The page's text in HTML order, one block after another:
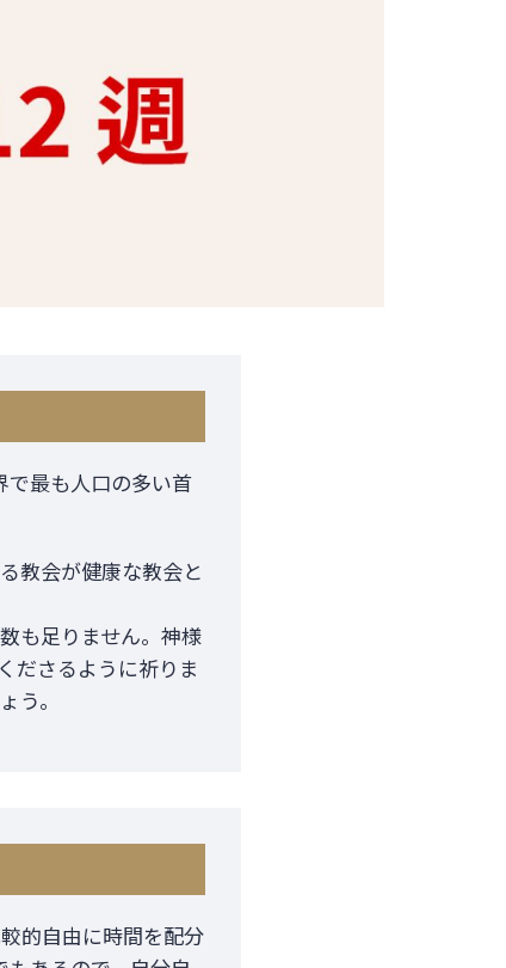
で最も人口の多い首
教会が健康な教会と
も足りません。神様
ださるように祈りま
う。
的自由に時間を配分